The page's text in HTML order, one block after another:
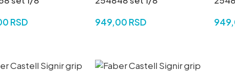
RSD
949,00 RSD